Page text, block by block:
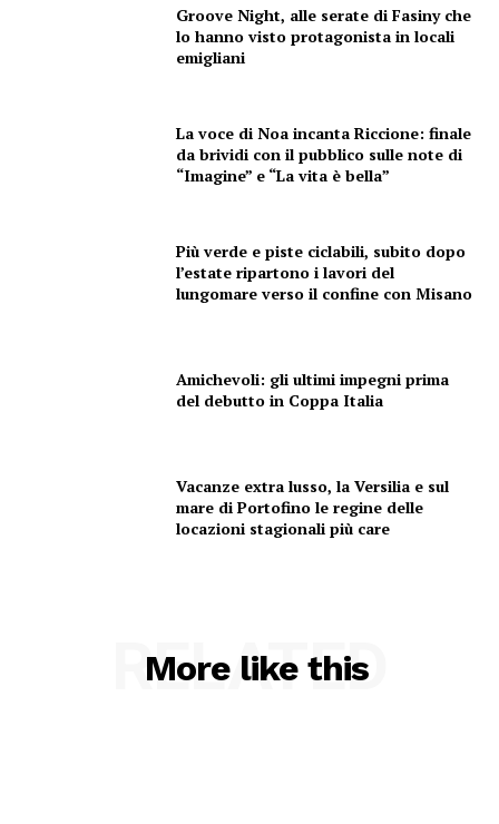
Canale TV 70/80/90
Groove Night, alle serate di Fasiny che
lo hanno visto protagonista in locali
emigliani
La voce di Noa incanta Riccione: finale
da brividi con il pubblico sulle note di
“Imagine” e “La vita è bella”
Più verde e piste ciclabili, subito dopo
l’estate ripartono i lavori del
lungomare verso il confine con Misano
Amichevoli: gli ultimi impegni prima
del debutto in Coppa Italia
Vacanze extra lusso, la Versilia e sul
mare di Portofino le regine delle
locazioni stagionali più care
More like this
RELATED